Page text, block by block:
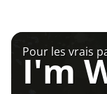
Pour les vrais
I'm